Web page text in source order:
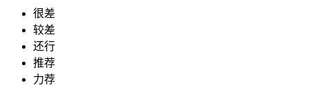
很差
较差
还行
推荐
力荐